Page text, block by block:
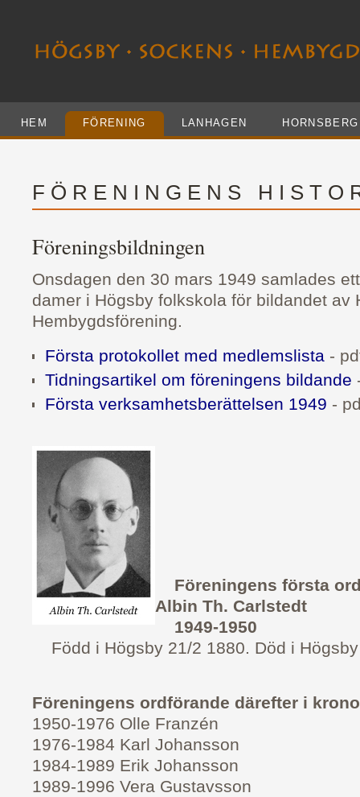
HEM FÖRENING LANHAGEN HORNSBERG
F Ö R E N I N G E N S H I S T O
Föreningsbildningen
Onsdagen den 30 mars 1949 samlades
damer i Högsby folkskola för bildandet av
Hembygdsförening.
Första protokollet med medlemslista -
Tidningsartikel om föreningens bildande
Första verksamhetsberättelsen 1949 -
Föreningens första
Albin Th. Carlstedt
1949-1950
Född i Högsby 21/2 1880. Död i
Föreningens ordförande därefter i
1950-1976 Olle Franzén
1976-1984 Karl Johansson
1984-1989 Erik Johansson
1989-1996 Vera Gustavsson